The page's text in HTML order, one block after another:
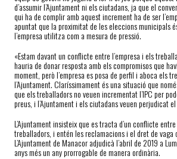
d’assumir l’Ajuntament ni els ciutadans, ja que el
qui ha de complir amb aquest increment ha de ser
apuntat que la proximitat de les eleccions municipals
l’empresa utilitza com a mesura de pressió.
«Estam davant un conflicte entre l’empresa i els
hauria de donar resposta amb els compromisos que
moment, però l’empresa es posa de perfil i aboca els
l’Ajuntament. Claríssimament és una situació que
que els treballadors no veuen incrementat l’IPC per
preus, i l’Ajuntament i els ciutadans veuen perjudicat
L’Ajuntament insisteix que es tracta d’un conflicte
treballadors, i entén les reclamacions i el dret de vaga
L’Ajuntament de Manacor adjudicà l’abril de 2019 a
anys més un any prorrogable de manera ordinària.